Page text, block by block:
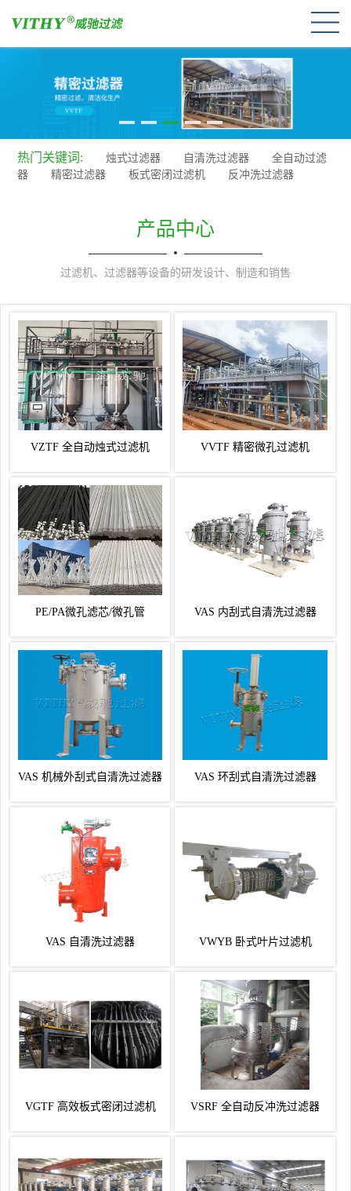
3 4 5
热门关键词: 烛式过滤器 自清洗过滤器
全自动过滤
器
精密过滤器 板式密闭过滤机 反冲洗过滤器
产品中心
过滤机、过滤器等设备的研发设计、制造和销售
VZTF 全自动烛式过滤机 VVTF 精密微孔过滤机
PE/PA微孔滤芯/微孔管 VAS 内刮式自清洗过滤器
VAS 机械外刮式自清洗过滤器 VAS 环刮式自清洗过滤器
VAS 自清洗过滤器 VWYB 卧式叶片过滤机
VGTF 高效板式密闭过滤机 VSRF 全自动反冲洗过滤器